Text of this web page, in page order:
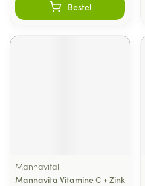
Bestel
Mannavital
Mannavita Vitamine C + Zink